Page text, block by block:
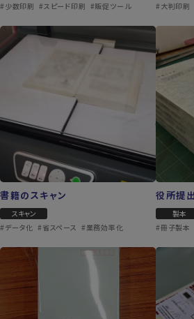
#少数印刷 #スピード印刷 #販促ツール
#大判印刷
書籍のスキャン
スキャン
#データ化 #省スペース #業務効率化
役所提
製本
#冊子製本